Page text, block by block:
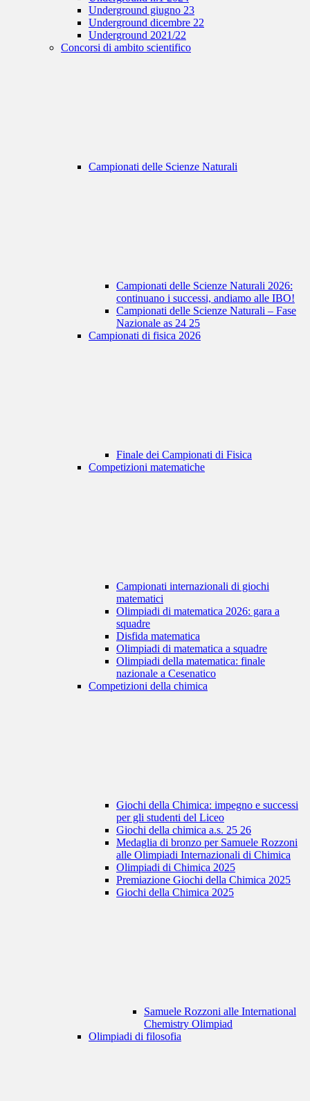
Underground giugno 23
Underground dicembre 22
Underground 2021/22
Concorsi di ambito scientifico
Campionati delle Scienze Naturali
Campionati delle Scienze Naturali 2026:
continuano i successi, andiamo alle IBO!
Campionati delle Scienze Naturali – Fase
Nazionale as 24 25
Campionati di fisica 2026
Finale dei Campionati di Fisica
Competizioni matematiche
Campionati internazionali di giochi
matematici
Olimpiadi di matematica 2026: gara a
squadre
Disfida matematica
Olimpiadi di matematica a squadre
Olimpiadi della matematica: finale
nazionale a Cesenatico
Competizioni della chimica
Giochi della Chimica: impegno e successi
per gli studenti del Liceo
Giochi della chimica a.s. 25 26
Medaglia di bronzo per Samuele Rozzoni
alle Olimpiadi Internazionali di Chimica
Olimpiadi di Chimica 2025
Premiazione Giochi della Chimica 2025
Giochi della Chimica 2025
Samuele Rozzoni alle International
Chemistry Olimpiad
Olimpiadi di filosofia